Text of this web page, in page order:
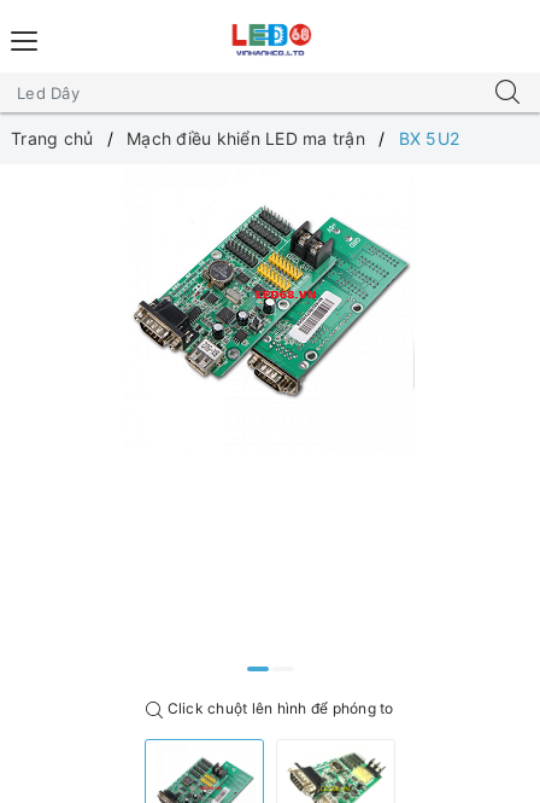
Trang chủ Mạch điều khiển LED ma trận BX 5U2
Click chuột lên hình để phóng to